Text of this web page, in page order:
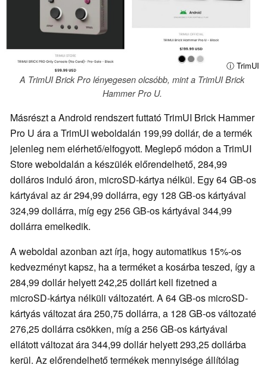
ⓘ TrimUI
A TrimUI Brick Pro lényegesen olcsóbb, mint a TrimUI Brick
Hammer Pro U.
Másrészt a Android rendszert futtató TrimUI Brick Hammer
Pro U ára a TrimUI weboldalán 199,99 dollár, de a termék
jelenleg nem elérhető/elfogyott. Meglepő módon a TrimUI
Store weboldalán a készülék előrendelhető, 284,99
dolláros induló áron, microSD-kártya nélkül. Egy 64 GB-os
kártyával az ár 294,99 dollárra, egy 128 GB-os kártyával
324,99 dollárra, míg egy 256 GB-os kártyával 344,99
dollárra emelkedik.
A weboldal azonban azt írja, hogy automatikus 15%-os
kedvezményt kapsz, ha a terméket a kosárba teszed, így a
284,99 dollár helyett 242,25 dollárt kell fizetned a
microSD-kártya nélküli változatért. A 64 GB-os microSD-
kártyás változat ára 250,75 dollárra, a 128 GB-os változaté
276,25 dollárra csökken, míg a 256 GB-os kártyával
ellátott változat ára 344,99 dollár helyett 293,25 dollárba
kerül. Az előrendelhető termékek mennyisége állítólag